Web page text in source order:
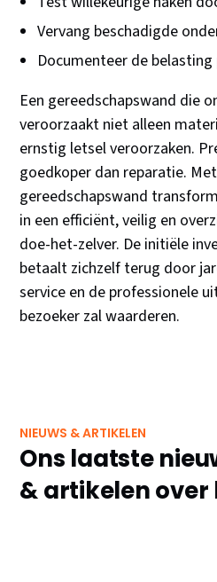
Vervang beschadigde
Documenteer de belasting
Een gereedschapswand die
veroorzaakt niet alleen
ernstig letsel veroorzaken.
goedkoper dan reparatie.
gereedschapswand
in een efficiënt, veilig en
doe-het-zelver. De initiële
betaalt zichzelf terug door
service en de professionele
bezoeker zal waarderen.
NIEUWS & ARTIKELEN
Ons laatste
& artikelen over